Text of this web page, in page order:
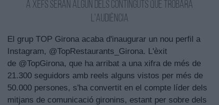
a xefs seran algun dels continguts que trobarà
l'audiència
El grup TOP Girona acaba d'inaugurar un nou perfil a
Instagram, @TopRestaurants_Girona. L'èxit
de @TopGirona, que ha arribat a una xifra de més de
21.300 seguidors amb reels alguns vistos per més de
50.000 persones, s'ha convertit en el compte líder dels
mitjans de comunicació gironins, estant per sobre dels